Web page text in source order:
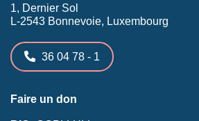
1, Dernier Sol
L-2543 Bonnevoie, Luxembourg
36 04 78 - 1
Faire un don